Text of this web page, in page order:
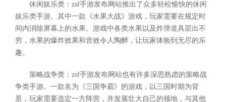
休闲娱乐类：zsf手游发布网站推出了众多轻松愉快的休闲
娱乐类手游。其中一款《水果大战》游戏，玩家需要在规定时
间内消除屏幕上的水果。游戏中各类水果以及炸弹道具层出不
穷，水果的爆炸效果和音效令人陶醉，让玩家体验到无尽的乐
趣。
策略战争类：zsf手游发布网站也有许多深思熟虑的策略战
争类手游。一款名为《三国争霸》的游戏，以三国时期为背
景，玩家需要选定一方阵营，并发展壮大自己的领地，与其他